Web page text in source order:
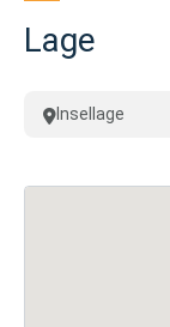
Lage
Insellage